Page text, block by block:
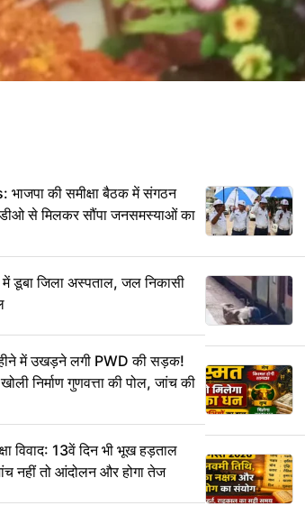
की समीक्षा बैठक में संगठन
से मिलकर सौंपा जनसमस्याओं का
डूबा जिला अस्पताल, जल निकासी
में उखड़ने लगी PWD की सड़क!
निर्माण गुणवत्ता की पोल, जांच की
विवाद: 13वें दिन भी भूख हड़ताल
नहीं तो आंदोलन और होगा तेज